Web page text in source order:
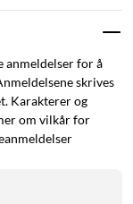
og p-skivens
anmeldelser for å
skrives
Karakterer og
om vilkår for